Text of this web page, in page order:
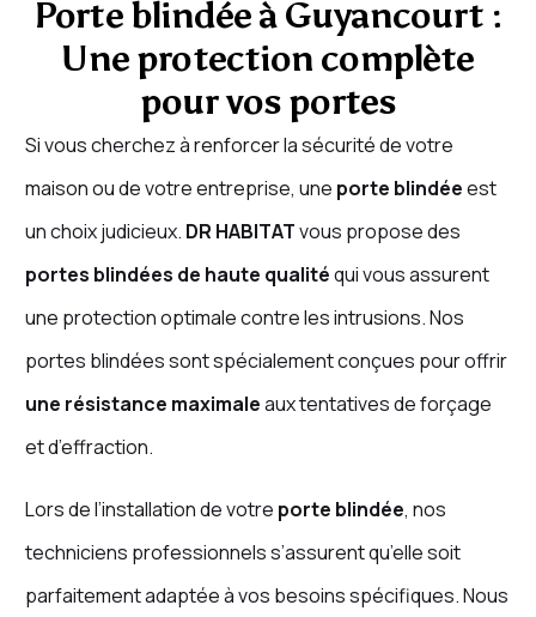
Porte blindée à Guyancourt :
Une protection complète
pour vos portes
Si vous cherchez à renforcer la sécurité de votre
maison ou de votre entreprise, une porte blindéeest
un choix judicieux. DR HABITATvous propose des
portes blindées de haute qualitéqui vous assurent
une protection optimale contre les intrusions. Nos
portes blindées sont spécialement conçues pour offrir
une résistance maximaleaux tentatives de forçage
et d’effraction.
Lors de l’installation de votre porte blindée, nos
techniciens professionnels s’assurent qu’elle soit
parfaitement adaptée à vos besoins spécifiques. Nous